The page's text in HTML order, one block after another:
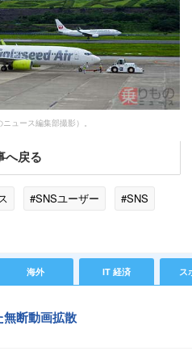
ュース編集部撮影）。
へ戻る
#SNSユーザー
#SNS
海外 IT 経済 ス
断動画拡散